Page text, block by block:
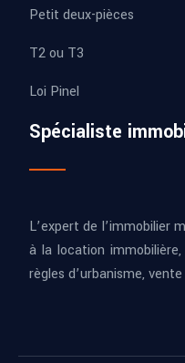
Petit deux-pièces
T2 ou T3
Loi Pinel
Spécialiste
L’expert de l’immobilier
à la location
règles d’urbanisme,